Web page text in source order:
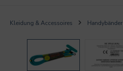
Kleidung & Accessoires Handybänder
Bildergalerie überspringen